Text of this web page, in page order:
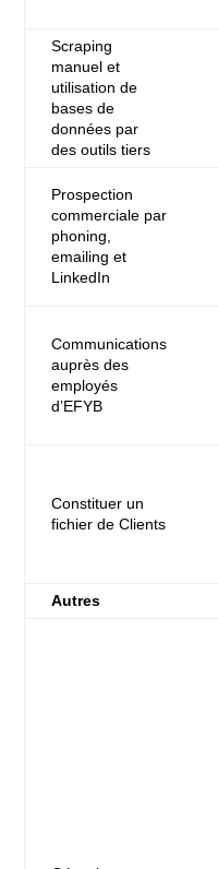
Scraping
manuel et
utilisation de
bases de
données par
des outils tiers
Prospection
commerciale par
phoning,
emailing et
LinkedIn
Communications
auprès des
employés
d’EFYB
Constituer un
fichier de Clients
Autres